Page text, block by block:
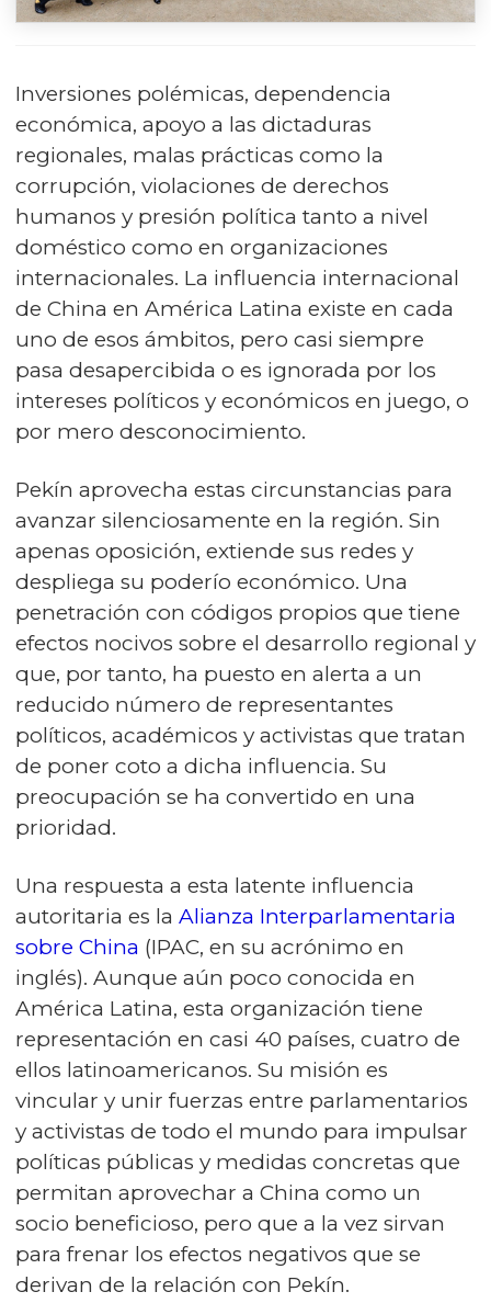
Inversiones polémicas, dependencia
económica, apoyo a las dictaduras
regionales, malas prácticas como la
corrupción, violaciones de derechos
humanos y presión política tanto a nivel
doméstico como en organizaciones
internacionales. La influencia internacional
de China en América Latina existe en cada
uno de esos ámbitos, pero casi siempre
pasa desapercibida o es ignorada por los
intereses políticos y económicos en juego, o
por mero desconocimiento.
Pekín aprovecha estas circunstancias para
avanzar silenciosamente en la región. Sin
apenas oposición, extiende sus redes y
despliega su poderío económico. Una
penetración con códigos propios que tiene
efectos nocivos sobre el desarrollo regional y
que, por tanto, ha puesto en alerta a un
reducido número de representantes
políticos, académicos y activistas que tratan
de poner coto a dicha influencia. Su
preocupación se ha convertido en una
prioridad.
Una respuesta a esta latente influencia
autoritaria es la Alianza Interparlamentaria
sobre China (IPAC, en su acrónimo en
inglés). Aunque aún poco conocida en
América Latina, esta organización tiene
representación en casi 40 países, cuatro de
ellos latinoamericanos. Su misión es
vincular y unir fuerzas entre parlamentarios
y activistas de todo el mundo para impulsar
políticas públicas y medidas concretas que
permitan aprovechar a China como un
socio beneficioso, pero que a la vez sirvan
para frenar los efectos negativos que se
derivan de la relación con Pekín.